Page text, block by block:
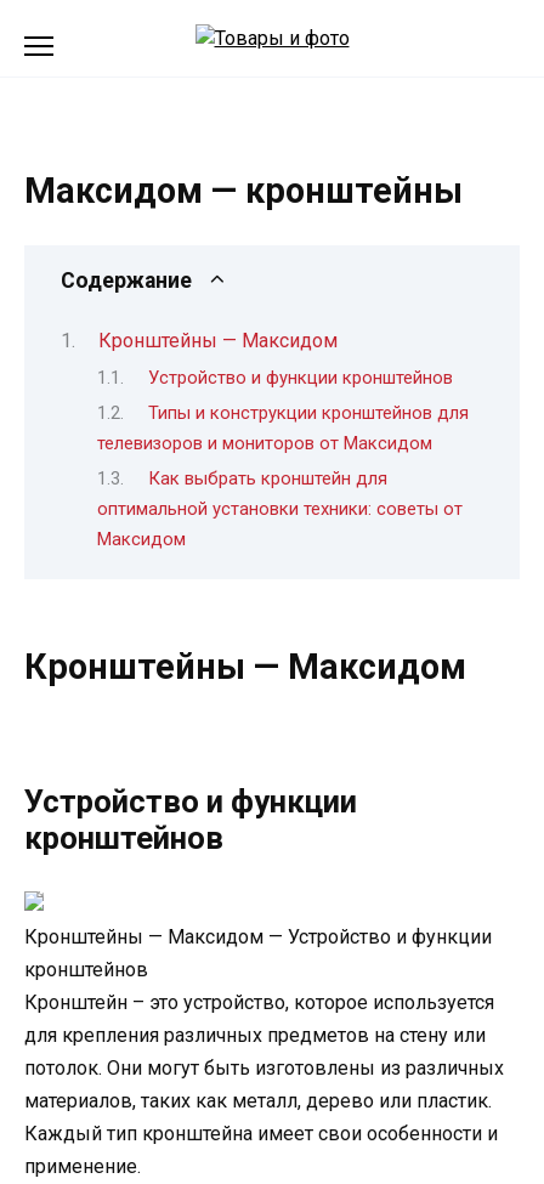
Максидом — кронштейны
Содержание
Кронштейны — Максидом
Устройство и функции кронштейнов
Типы и конструкции кронштейнов для
телевизоров и мониторов от Максидом
Как выбрать кронштейн для
оптимальной установки техники: советы от
Максидом
Кронштейны — Максидом
Устройство и функции
кронштейнов
Кронштейны — Максидом — Устройство и функции
кронштейнов
Кронштейн – это устройство, которое используется
для крепления различных предметов на стену или
потолок. Они могут быть изготовлены из различных
материалов, таких как металл, дерево или пластик.
Каждый тип кронштейна имеет свои особенности и
применение.